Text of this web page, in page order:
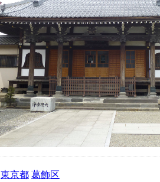
東京都 葛飾区